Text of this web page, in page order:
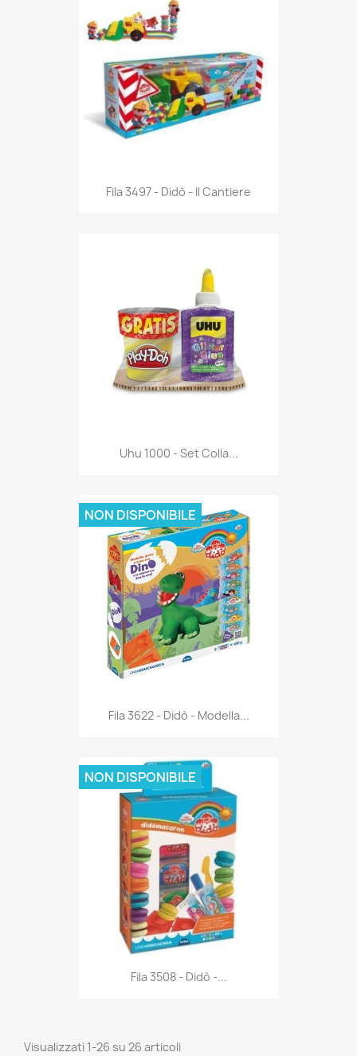
 Anteprima
Fila 3497 - Didò - Il Cantiere
Anteprima
Uhu 1000 - Set Colla...
 Anteprima
Fila 3622 - Didò - Modella...
NON DISPONIBILE
Anteprima
Fila 3508 - Didò -...
NON DISPONIBILE
Visualizzati 1-26 su 26 articoli